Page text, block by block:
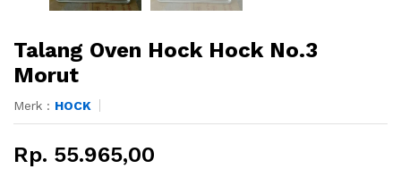
Talang Oven Hock Hock No.3
Morut
Merk : HOCK
Rp. 55.965,00